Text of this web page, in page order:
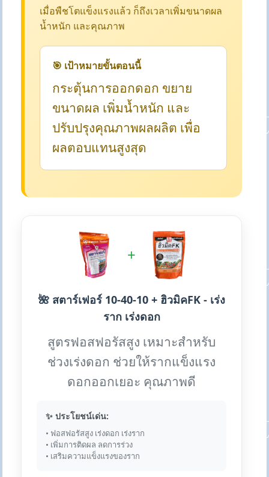
เมื่อพืชโตแข็งแรงแล้ว ก็ถึงเวลาเพิ่มขนาดผล
น้ำหนัก และคุณภาพ
🎯 เป้าหมายขั้นตอนนี้
กระตุ้นการออกดอก ขยาย
ขนาดผล เพิ่มน้ำหนัก และ
ปรับปรุงคุณภาพผลผลิต เพื่อ
ผลตอบแทนสูงสุด
+
🌺 สตาร์เฟอร์ 10-40-10 + ฮิวมิคFK - เร่ง
ราก เร่งดอก
สูตรฟอสฟอรัสสูง เหมาะสำหรับ
ช่วงเร่งดอก ช่วยให้รากแข็งแรง
ดอกออกเยอะ คุณภาพดี
✨ ประโยชน์เด่น:
• ฟอสฟอรัสสูง เร่งดอก เร่งราก
• เพิ่มการติดผล ลดการร่วง
• เสริมความแข็งแรงของราก